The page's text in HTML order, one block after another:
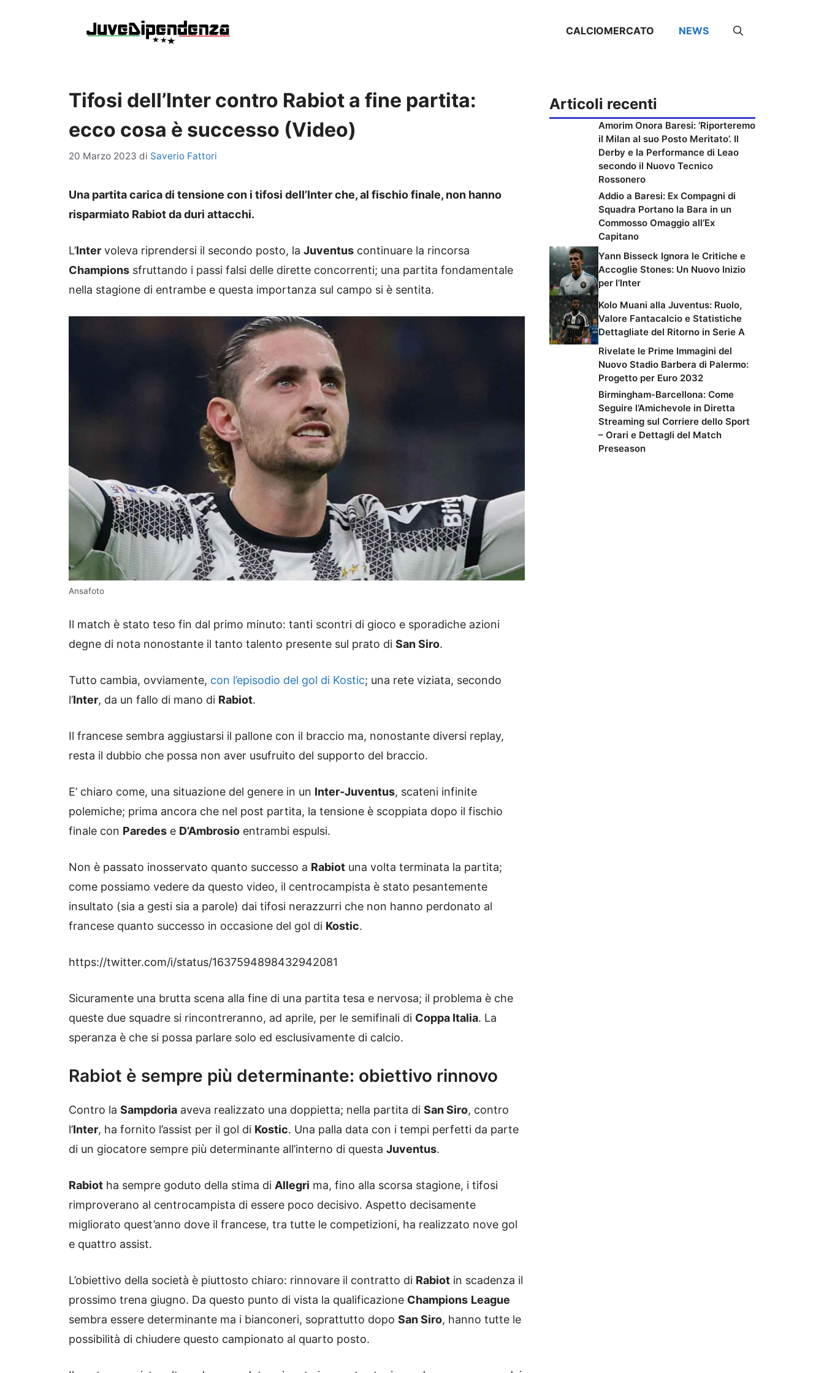
CALCIOMERCATO NEWS
Tifosi dell’Inter contro Rabiot a fine partita:
ecco cosa è successo (Video)
20 Marzo 2023 di Saverio Fattori
Una partita carica di tensione con i tifosi dell’Inter che, al fischio finale, non hanno
risparmiato Rabiot da duri attacchi.
L’Inter voleva riprendersi il secondo posto, la Juventus continuare la rincorsa
Champions sfruttando i passi falsi delle dirette concorrenti; una partita fondamentale
nella stagione di entrambe e questa importanza sul campo si è sentita.
Ansafoto
Il match è stato teso fin dal primo minuto: tanti scontri di gioco e sporadiche azioni
degne di nota nonostante il tanto talento presente sul prato di San Siro.
Tutto cambia, ovviamente, con l’episodio del gol di Kostic; una rete viziata, secondo
l’Inter, da un fallo di mano di Rabiot.
Il francese sembra aggiustarsi il pallone con il braccio ma, nonostante diversi replay,
resta il dubbio che possa non aver usufruito del supporto del braccio.
E’ chiaro come, una situazione del genere in un Inter-Juventus, scateni infinite
polemiche; prima ancora che nel post partita, la tensione è scoppiata dopo il fischio
finale con Paredes e D’Ambrosio entrambi espulsi.
Non è passato inosservato quanto successo a Rabiot una volta terminata la partita;
come possiamo vedere da questo video, il centrocampista è stato pesantemente
insultato (sia a gesti sia a parole) dai tifosi nerazzurri che non hanno perdonato al
francese quanto successo in occasione del gol di Kostic.
https://twitter.com/i/status/1637594898432942081
Sicuramente una brutta scena alla fine di una partita tesa e nervosa; il problema è che
queste due squadre si rincontreranno, ad aprile, per le semifinali di Coppa Italia. La
speranza è che si possa parlare solo ed esclusivamente di calcio.
Rabiot è sempre più determinante: obiettivo rinnovo
Contro la Sampdoria aveva realizzato una doppietta; nella partita di San Siro, contro
l’Inter, ha fornito l’assist per il gol di Kostic. Una palla data con i tempi perfetti da parte
di un giocatore sempre più determinante all’interno di questa Juventus.
Rabiot ha sempre goduto della stima di Allegri ma, fino alla scorsa stagione, i tifosi
rimproverano al centrocampista di essere poco decisivo. Aspetto decisamente
migliorato quest’anno dove il francese, tra tutte le competizioni, ha realizzato nove gol
e quattro assist.
L’obiettivo della società è piuttosto chiaro: rinnovare il contratto di Rabiot in scadenza il
prossimo trena giugno. Da questo punto di vista la qualificazione Champions League
sembra essere determinante ma i bianconeri, soprattutto dopo San Siro, hanno tutte le
possibilità di chiudere questo campionato al quarto posto.
Articoli recenti
Amorim Onora Baresi: ‘Riporteremo
il Milan al suo Posto Meritato’. Il
Derby e la Performance di Leao
secondo il Nuovo Tecnico
Rossonero
Addio a Baresi: Ex Compagni di
Squadra Portano la Bara in un
Commosso Omaggio all’Ex
Capitano
Yann Bisseck Ignora le Critiche e
Accoglie Stones: Un Nuovo Inizio
per l’Inter
Kolo Muani alla Juventus: Ruolo,
Valore Fantacalcio e Statistiche
Dettagliate del Ritorno in Serie A
Rivelate le Prime Immagini del
Nuovo Stadio Barbera di Palermo:
Progetto per Euro 2032
Birmingham-Barcellona: Come
Seguire l’Amichevole in Diretta
Streaming sul Corriere dello Sport
– Orari e Dettagli del Match
Preseason